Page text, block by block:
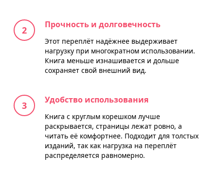
Прочность и долговечность
Этот переплёт надёжнее выдерживает
нагрузку при многократном использовании.
Книга меньше изнашивается и дольше
сохраняет свой внешний вид.
Удобство использования
Книга с круглым корешком лучше
раскрывается, страницы лежат ровно, а
читать её комфортнее. Подходит для толстых
изданий, так как нагрузка на переплёт
распределяется равномерно.